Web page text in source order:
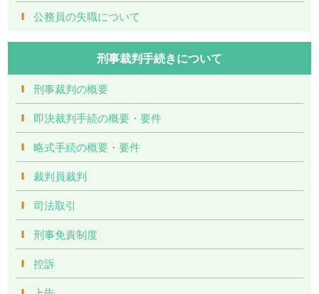
公務員の失職について
刑事裁判手続きについて
刑事裁判の概要
即決裁判手続の概要・要件
略式手続の概要・要件
裁判員裁判
司法取引
刑事免責制度
控訴